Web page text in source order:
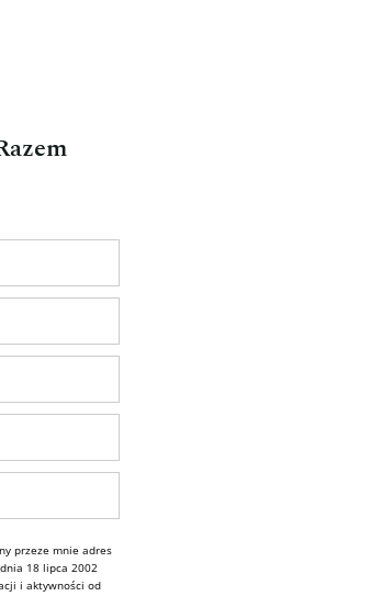
przeze mnie adres
18 lipca 2002
i aktywności od